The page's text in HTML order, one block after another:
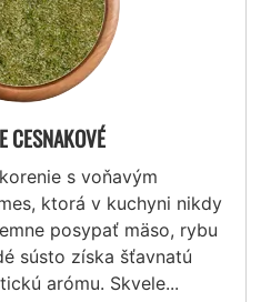
CESNAKOVÉ
s voňavým
ktorá v kuchyni nikdy
posypať mäso, rybu
sústo získa šťavnatú
arómu. Skvele...